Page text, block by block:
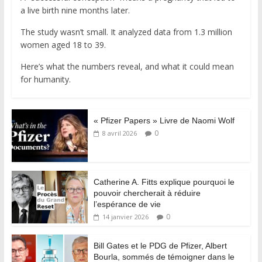
a live birth nine months later.
The study wasn’t small. It analyzed data from 1.3 million
women aged 18 to 39.
Here’s what the numbers reveal, and what it could mean
for humanity.
« Pfizer Papers » Livre de Naomi Wolf
8 avril 2026 0
Catherine A. Fitts explique pourquoi le
pouvoir chercherait à réduire
l’espérance de vie
14 janvier 2026 0
Bill Gates et le PDG de Pfizer, Albert
Bourla, sommés de témoigner dans le